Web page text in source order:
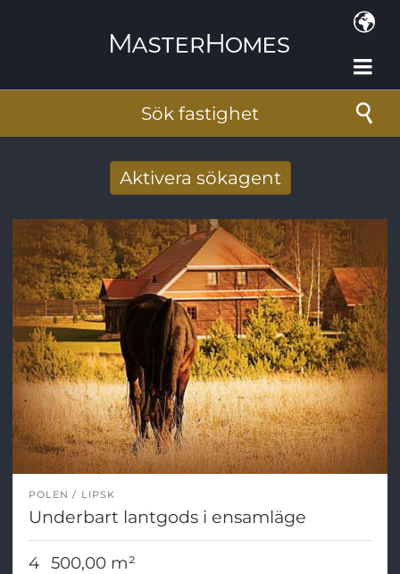
Sök fastighet
Aktivera sökagent
E-postadress*
POLEN LIPSK
Underbart lantgods i ensamläge
4 500,00 m²